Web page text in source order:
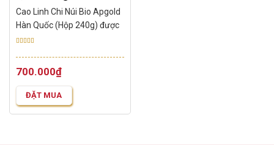
sao
Giá
gốc
800.000₫.
700.000₫Giá
hiện
là:
700.000₫.
Cao Linh Chi Núi Bio Apgold
Hàn Quốc (Hộp 240g) được
chiết xuất từ 100% nấm linh
Hàn Quốc, kết hợp cùng các
vị thuốc cây cỏ đặc biệt
sống trên núi cao xứ Hàn.
Sản phẩm được tinh chế
ĐẶT MUA